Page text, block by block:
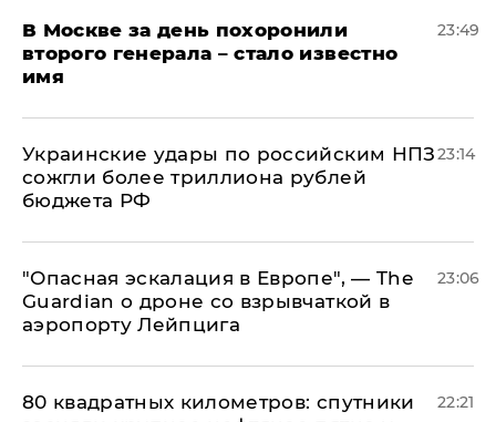
В Москве за день похоронили
второго генерала – стало известно
имя
23:49
Украинские удары по российским НПЗ
сожгли более триллиона рублей
бюджета РФ
23:14
"Опасная эскалация в Европе", — The
Guardian о дроне со взрывчаткой в
аэропорту Лейпцига
23:06
80 квадратных километров: спутники
22:21